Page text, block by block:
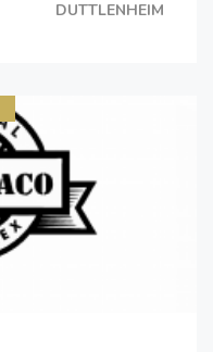
DUTTLENHEIM